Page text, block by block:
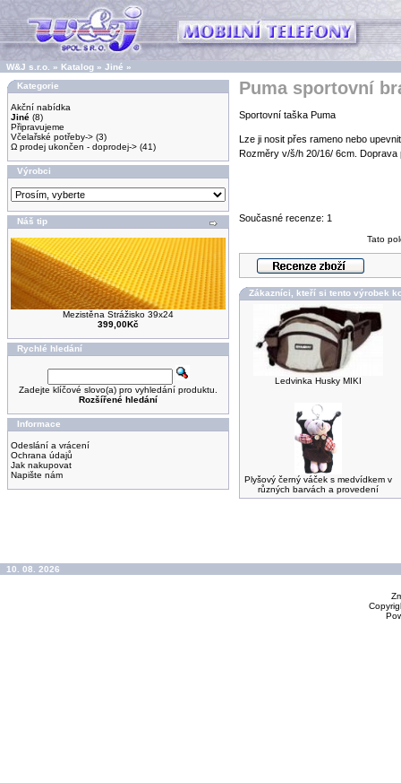
W&J s.r.o. » Katalog » Jiné »
Kategorie
Akční nabídka
Jiné (8)
Připravujeme
Včelařské potřeby-> (3)
Ω prodej ukončen - doprodej-> (41)
Výrobci
Náš tip
Mezistěna Strážisko 39x24
399,00Kč
Rychlé hledání
Zadejte klíčové slovo(a) pro vyhledání produktu.
Rozšířené hledání
Informace
Odeslání a vrácení
Ochrana údajů
Jak nakupovat
Napište nám
Puma sportovní
Sportovní taška Puma
Lze ji nosit přes rameno nebo
Rozměry v/š/h 20/16/ 6cm. Doprava
Současné recenze: 1
Tato
Zákazníci, kteří si tento výrobek
Ledvinka Husky MIKI
Plyšový černý váček s medvídkem v
různých barvách a provedení
10. 08. 2026